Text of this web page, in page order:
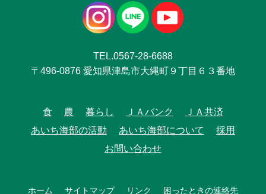
TEL.0567-28-6688
〒496-0876 愛知県津島市大縄町９丁目６３番地
食 農 暮らし ＪＡバンク
ＪＡ共済
あいち海部の活動
あいち海部について
採用
お問い合わせ
ホーム サイトマップ リンク 困ったときの連絡先